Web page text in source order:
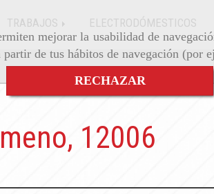
mejorar la usabilidad de
de tus hábitos de navegación (por
RECHAZAR
TRABAJOS ELECTRODÓMESTICOS
12006